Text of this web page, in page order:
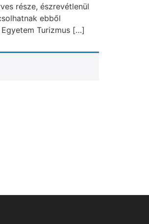
része, észrevétlenül
ebből
Turizmus […]